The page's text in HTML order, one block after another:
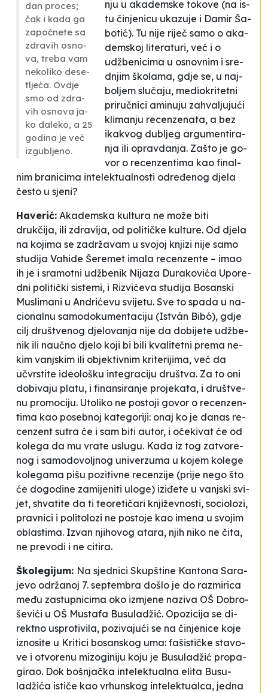
dan pro­ces;
čak i ka­da ga
za­počne­te sa
zdra­vih osno­
va, tre­ba vam
ne­ko­li­ko de­se­
tljeća. Ov­dje
smo od zdra­
vih osno­va ja­
ko da­le­ko, a 25
go­di­na je već
iz­gu­blje­no.
nju u aka­dem­ske to­ko­ve (na is­
tu činje­ni­cu uka­zu­je i Da­mir Ša­
bo­tić). Tu ni­je ri­ječ sa­mo o aka­
dem­skoj li­te­ra­tu­ri, već i o
udžbeni­ci­ma u osno­vnim i sre­
dnjim ško­la­ma, gdje se, u naj­
bo­ljem slučaju, me­dio­kri­te­tni
pri­ručni­ci ami­nu­ju za­hva­lju­jući
kli­ma­nju re­cen­ze­na­ta, a bez
ika­kvog du­bljeg ar­gu­men­ti­ra­
nja ili oprav­da­nja. Za­što je go­
vor o re­cen­zen­ti­ma kao fi­nal­
nim bra­ni­ci­ma in­te­le­ktu­al­nos­ti određenog dje­la
čes­to u sje­ni?
Ha­ve­rić: Aka­dem­ska kul­tu­ra ne može bi­ti
drukčija, ili zdra­vi­ja, od po­li­tičke kul­tu­re. Od dje­la
na ko­ji­ma se zadržavam u svo­joj knji­zi ni­je sa­mo
stu­di­ja Va­hi­de Še­re­met ima­la re­cen­zen­te – imao
ih je i sra­mo­tni udžbe­nik Ni­ja­za Du­ra­ko­vića Upo­re­
dni po­li­tički sis­te­mi, i Ri­zvićeva studi­ja Bo­san­ski
Mu­sli­ma­ni u An­drićevu svi­je­tu. Sve to spa­da u na­
ci­onal­nu samodokumenta­ci­ju (Is­tván Bibó), gdje
cilj druš­tve­nog dje­lo­va­nja ni­je da do­bi­je­te udžbe­
nik ili naučno dje­lo ko­ji bi bi­li kva­li­te­tni pre­ma ne­
kim vanj­skim ili obje­kti­vnim kri­te­ri­ji­ma, već da
učvrsti­te ide­olo­šku in­te­gra­ci­ju druš­tva. Za to oni
do­bi­va­ju pla­tu, i fi­nan­si­ra­nje pro­je­ka­ta, i druš­tve­
nu pro­mo­ci­ju. Uto­li­ko ne pos­to­ji go­vor o re­cen­zen­
ti­ma kao po­se­bnoj ka­te­go­ri­ji: onaj ko je da­nas re­
cen­zent su­tra će i sam bi­ti autor, i očeki­vat će od
ko­le­ga da mu vra­te uslu­gu. Ka­da iz tog za­tvo­re­
nog i sa­mo­do­vo­ljnog uni­ver­zu­ma u ko­jem ko­le­ge
ko­le­ga­ma pi­šu po­zi­ti­vne re­cen­zi­je (pri­je ne­go što
će do­go­di­ne za­mi­je­ni­ti ulo­ge) iziđete u vanj­ski svi­
jet, shva­ti­te da ti te­ore­tičari knjiže­vnos­ti, so­ci­olo­zi,
pra­vni­ci i po­li­to­lo­zi ne pos­to­je kao ime­na u svo­jim
oblas­ti­ma. Izvan nji­ho­vog ata­ra, njih ni­ko ne čita,
ne pre­vo­di i ne ci­ti­ra.
Ško­le­gi­jum: Na sje­dni­ci Skup­šti­ne Kan­to­na Sa­ra­
je­vo održanoj 7. sep­tem­bra do­šlo je do razmi­ri­ca
među zas­tu­pni­ci­ma oko iz­mje­ne na­zi­va OŠ Do­bro­
še­vići u OŠ Mus­ta­fa Bu­su­ladžić. Opo­zi­ci­ja se di­
rek­tno us­pro­ti­vi­la, po­zi­va­jući se na činje­ni­ce ko­je
izno­si­te u Kri­ti­ci bo­san­skog uma: fa­šis­tičke sta­vo­
ve i otvo­re­nu mi­zo­gi­ni­ju ko­ju je Bu­su­ladžić pro­pa­
gi­rao. Dok boš­njačka in­te­le­ktu­al­na eli­ta Bu­su­
ladžića is­tiče kao vrhun­skog in­te­le­ktu­al­ca, je­dna